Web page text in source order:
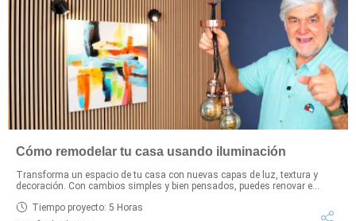
Cómo remodelar tu casa usando iluminación
Transforma un espacio de tu casa con nuevas capas de luz, textura y
decoración. Con cambios simples y bien pensados, puedes renovar e...
Tiempo proyecto: 5 Horas